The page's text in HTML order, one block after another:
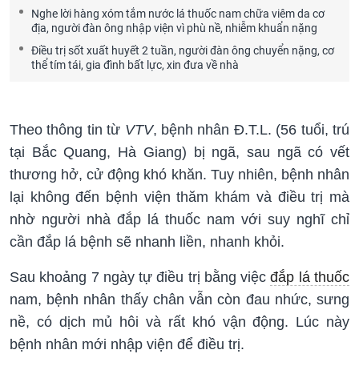
Nghe lời hàng xóm tắm nước lá thuốc nam chữa viêm da cơ
địa, người đàn ông nhập viện vì phù nề, nhiễm khuẩn nặng
Điều trị sốt xuất huyết 2 tuần, người đàn ông chuyển nặng, cơ
thể tím tái, gia đình bất lực, xin đưa về nhà
Theo thông tin từ VTV, bệnh nhân Đ.T.L. (56 tuổi, trú
tại Bắc Quang, Hà Giang) bị ngã, sau ngã có vết
thương hở, cử động khó khăn. Tuy nhiên, bệnh nhân
lại không đến bệnh viện thăm khám và điều trị mà
nhờ người nhà đắp lá thuốc nam với suy nghĩ chỉ
cần đắp lá bệnh sẽ nhanh liền, nhanh khỏi.
Sau khoảng 7 ngày tự điều trị bằng việcđắp lá thuốc
nam, bệnh nhân thấy chân vẫn còn đau nhức, sưng
nề, có dịch mủ hôi và rất khó vận động. Lúc này
bệnh nhân mới nhập viện để điều trị.